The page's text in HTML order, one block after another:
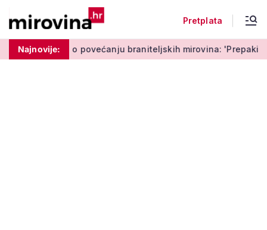
Pretplata
Najnovije:braniteljskih mirovina: 'Prepakiranje prijedloga